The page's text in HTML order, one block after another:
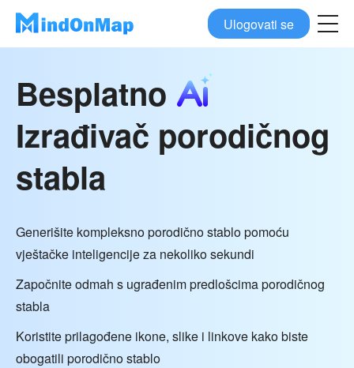
Ulogovati se
Besplatno
Izrađivač porodičnog
stabla
Generišite kompleksno porodično stablo pomoću
vještačke inteligencije za nekoliko sekundi
Započnite odmah s ugrađenim predlošcima porodičnog
stabla
Koristite prilagođene ikone, slike i linkove kako biste
obogatili porodično stablo